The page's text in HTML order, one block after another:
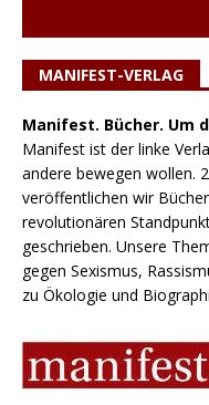
MANIFEST-VERLAG
Manifest. Bücher. Um
Manifest ist der linke
andere bewegen wollen.
veröffentlichen wir
revolutionären
geschrieben. Unsere
gegen Sexismus,
zu Ökologie und